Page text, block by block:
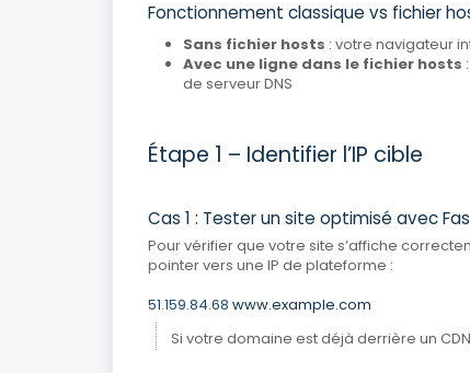
Fonctionnement classique vs fichier
Sans fichier hosts : votre navigateur
Avec une ligne dans le fichier hosts
de serveur DNS
Étape 1 – Identifier l’IP cible
Cas 1 : Tester un site optimisé avec
Pour vérifier que votre site s’affiche
pointer vers une IP de plateforme :
51.159.84.68 www.example.com
Si votre domaine est déjà derrière un